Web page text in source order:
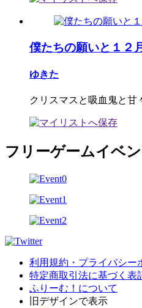
僕たちの願いと１２月
ゆきた
クリスマスと吸血鬼と甘
フリーゲームイベン
利用規約・プライバシー
特定商取引法に基づく表
ふりーむ！について
旧デザインで表示